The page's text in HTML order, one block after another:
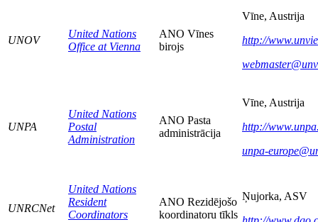
UNOV
United Nations
Office at Vienna
ANO Vīnes
birojs
Vīne, Austrija
http://
UNPA
United Nations
Postal
Administration
ANO Pasta
administrācija
Vīne, Austrija
http://
unpa-
UNRCNet
United Nations
Resident
Coordinators
ANO Rezidējošo
koordinatoru tīkls
Ņujorka, ASV